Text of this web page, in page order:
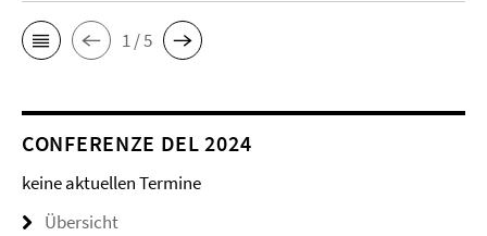
1 / 5
CONFERENZE DEL 2024
keine aktuellen Termine
Übersicht